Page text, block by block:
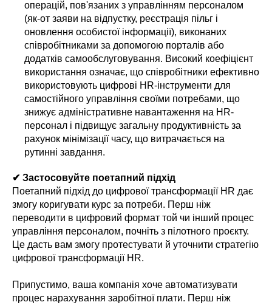
операцій, пов'язаних з управлінням персоналом
(як-от заяви на відпустку, реєстрація пільг і
оновлення особистої інформації), виконаних
співробітниками за допомогою порталів або
додатків самообслуговування. Високий коефіцієнт
використання означає, що співробітники ефективно
використовують цифрові HR-інструменти для
самостійного управління своїми потребами, що
знижує адміністративне навантаження на HR-
персонал і підвищує загальну продуктивність за
рахунок мінімізації часу, що витрачається на
рутинні завдання.
✔ Застосовуйте поетапний підхід
Поетапний підхід до цифрової трансформації HR дає
змогу коригувати курс за потреби. Перш ніж
переводити в цифровий формат той чи інший процес
управління персоналом, почніть з пілотного проєкту.
Це дасть вам змогу протестувати й уточнити стратегію
цифрової трансформації HR.
Припустимо, ваша компанія хоче автоматизувати
процес нарахування заробітної плати. Перш ніж